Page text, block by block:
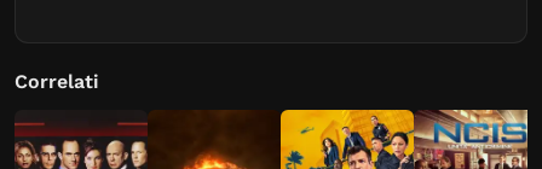
Correlati